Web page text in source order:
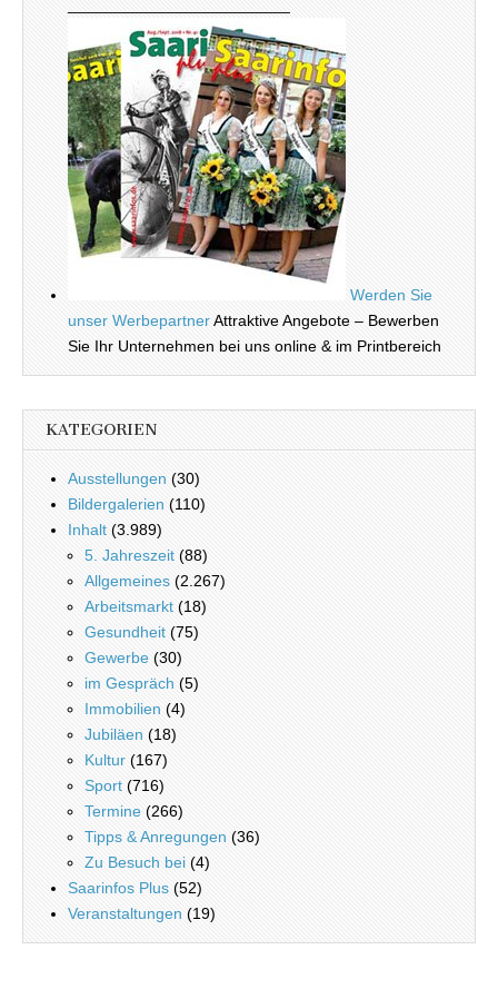
Werden Sie
unser WerbepartnerAttraktive Angebote – Bewerben
Sie Ihr Unternehmen bei uns online & im Printbereich
KATEGORIEN
Ausstellungen (30)
Bildergalerien (110)
Inhalt (3.989)
5. Jahreszeit (88)
Allgemeines (2.267)
Arbeitsmarkt (18)
Gesundheit (75)
Gewerbe (30)
im Gespräch (5)
Immobilien (4)
Jubiläen (18)
Kultur (167)
Sport (716)
Termine (266)
Tipps & Anregungen (36)
Zu Besuch bei (4)
Saarinfos Plus (52)
Veranstaltungen (19)